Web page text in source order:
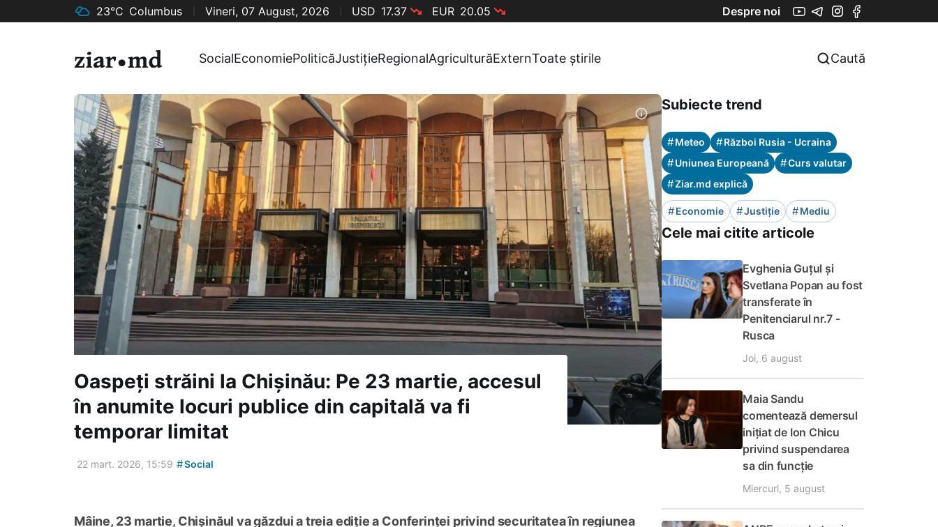
23°C Columbus Vineri, 07 August, 2026 USD 17.37 EUR 20.05 Despre noi
SocialEconomiePoliticăJustițieRegionalAgriculturăExternToate știrile Caută
Oaspeți străini la Chișinău: Pe 23 martie, accesul
în anumite locuri publice din capitală va fi
temporar limitat
22 mart. 2026, 15:59 #Social
Mâine, 23 martie, Chișinăul va găzdui a treia ediție a Conferinței privind securitatea în regiunea
Subiecte trend
#Meteo #Război Rusia - Ucraina
#Uniunea Europeană #Curs valutar
#Ziar.md explică
#Economie #Justiție #Mediu
Cele mai citite articole
Evghenia Guțul și
Svetlana Popan au fost
transferate în
Penitenciarul nr.7 -
Rusca
Joi, 6 august
Maia Sandu
comentează demersul
inițiat de Ion Chicu
privind suspendarea
sa din funcție
Miercuri, 5 august